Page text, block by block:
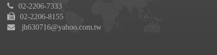
02-2206-7333
02-2206-8155
jh630716@yahoo.com.tw